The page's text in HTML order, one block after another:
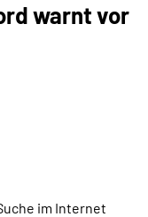
warnt vor
im Internet